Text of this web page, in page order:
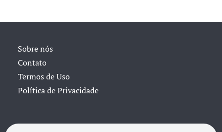
Sobre nós
Contato
Termos de Uso
Política de Privacidade